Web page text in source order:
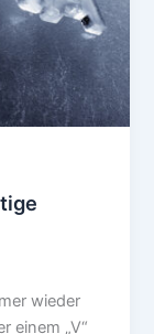
wieder
einem „V“